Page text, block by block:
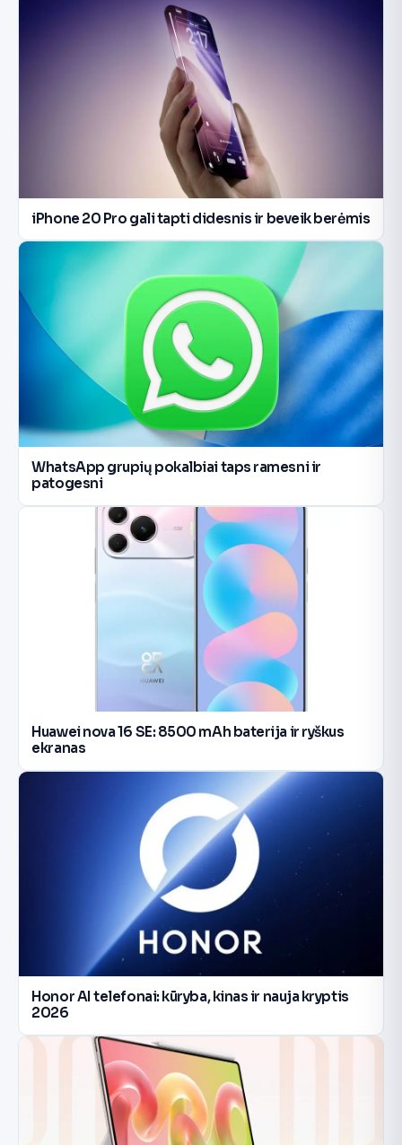
iPhone 20 Pro gali tapti didesnis ir beveik berėmis
WhatsApp grupių pokalbiai taps ramesni ir
patogesni
Huawei nova 16 SE: 8500 mAh baterija ir ryškus
ekranas
Honor AI telefonai: kūryba, kinas ir nauja kryptis
2026